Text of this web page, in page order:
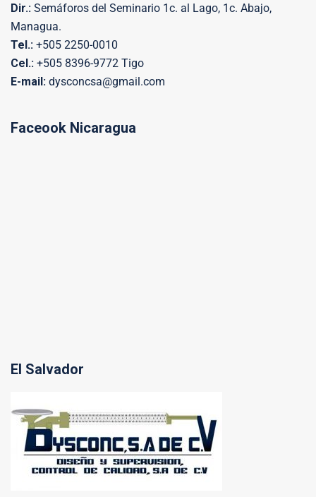
Dir.: Semáforos del Seminario 1c. al Lago, 1c. Abajo,
Managua.
Tel.: +505 2250-0010
Cel.: +505 8396-9772 Tigo
E-mail: dysconcsa@gmail.com
Faceook Nicaragua
El Salvador